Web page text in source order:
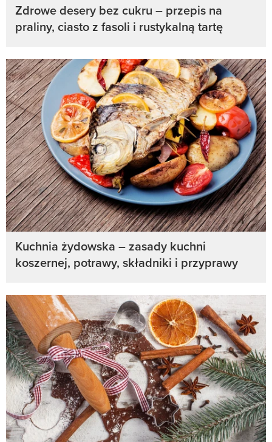
Zdrowe desery bez cukru – przepis na
praliny, ciasto z fasoli i rustykalną tartę
Kuchnia żydowska – zasady kuchni
koszernej, potrawy, składniki i przyprawy